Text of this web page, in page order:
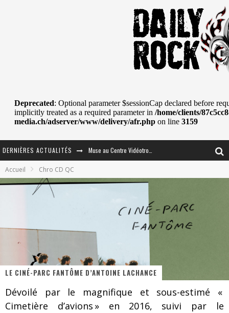
DERNIÈRES ACTUALITÉS
Tove Lo était de passage au MTELUS
Les danseurs étoiles parasitent ton ciel
Jeff Martin au Corona de Montréal
On va se le dire, Sword est de retour
La compil’ Zoo de Slam Disques est de retour
Accueil Chro CD QC
LE CINÉ-PARC FANTÔME D’ANTOINE LACHANCE
Dévoilé par le magnifique et sous-estimé «
Cimetière d’avions » en 2016, suivi par le